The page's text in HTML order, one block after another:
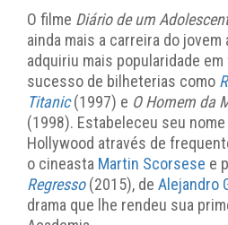
O filme Diário de um
ainda mais a carreira do jovem
adquiriu mais popularidade
sucesso de bilheterias como
Titanic (1997) e O Homem da
(1998). Estabeleceu seu
Hollywood através de
o cineasta Martin Scorsese e
Regresso(2015), de Alejandro
drama que lhe rendeu sua